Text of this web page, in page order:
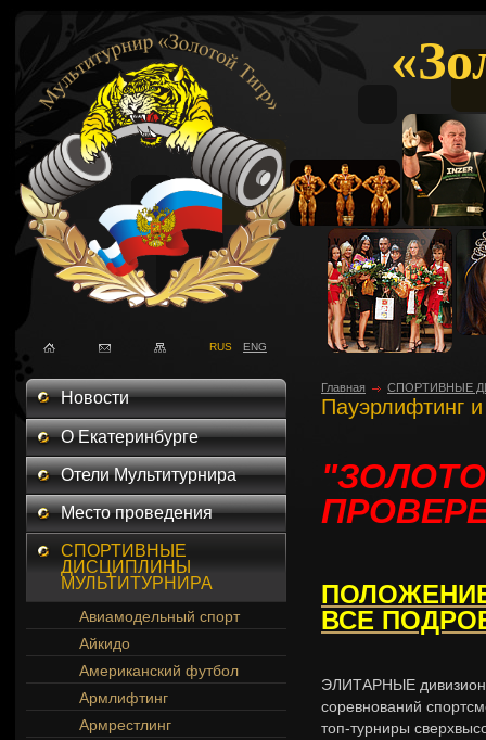
RUS ENG
Новости
О Екатеринбурге
Отели Мультитурнира
Место проведения
СПОРТИВНЫЕ
ДИСЦИПЛИНЫ
МУЛЬТИТУРНИРА
Авиамодельный спорт
Айкидо
Американский футбол
Армлифтинг
Армрестлинг
Главная СПОРТИВНЫЕ
Пауэрлифтинг
ВСЕ
ЭЛИТАРНЫЕ
соревнований
топ-турниры